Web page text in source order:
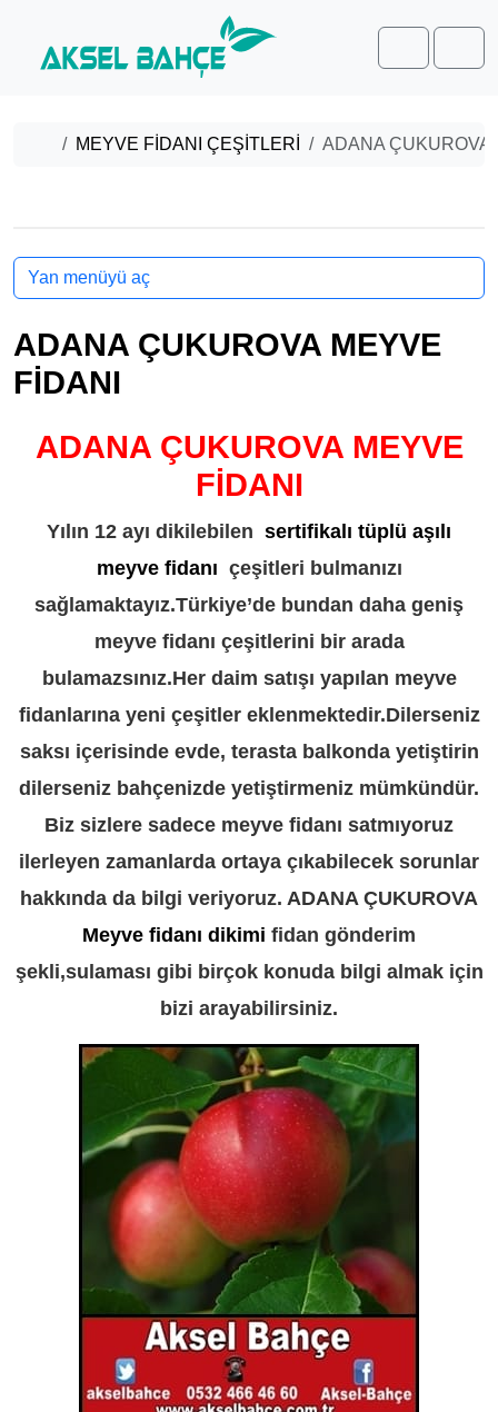
Cart
Home
MEYVE FİDANI ÇEŞİTLERİ ADANA ÇUKUROVA
ADANA ÇUKUROVA MEYVE
FİDANI
ADANA ÇUKUROVA MEYVE
FİDANI
Yılın 12 ayı dikilebilen sertifikalı tüplü aşılı
meyve fidanı çeşitleri bulmanızı
sağlamaktayız.Türkiye’de bundan daha geniş
meyve fidanı çeşitlerini bir arada
bulamazsınız.Her daim satışı yapılan meyve
fidanlarına yeni çeşitler eklenmektedir.Dilerseniz
saksı içerisinde evde, terasta balkonda yetiştirin
dilerseniz bahçenizde yetiştirmeniz mümkündür.
Biz sizlere sadece meyve fidanı satmıyoruz
ilerleyen zamanlarda ortaya çıkabilecek sorunlar
hakkında da bilgi veriyoruz. ADANA ÇUKUROVA
Meyve fidanı dikimi fidan gönderim
şekli,sulaması gibi birçok konuda bilgi almak için
bizi arayabilirsiniz.
Yan menüyü aç